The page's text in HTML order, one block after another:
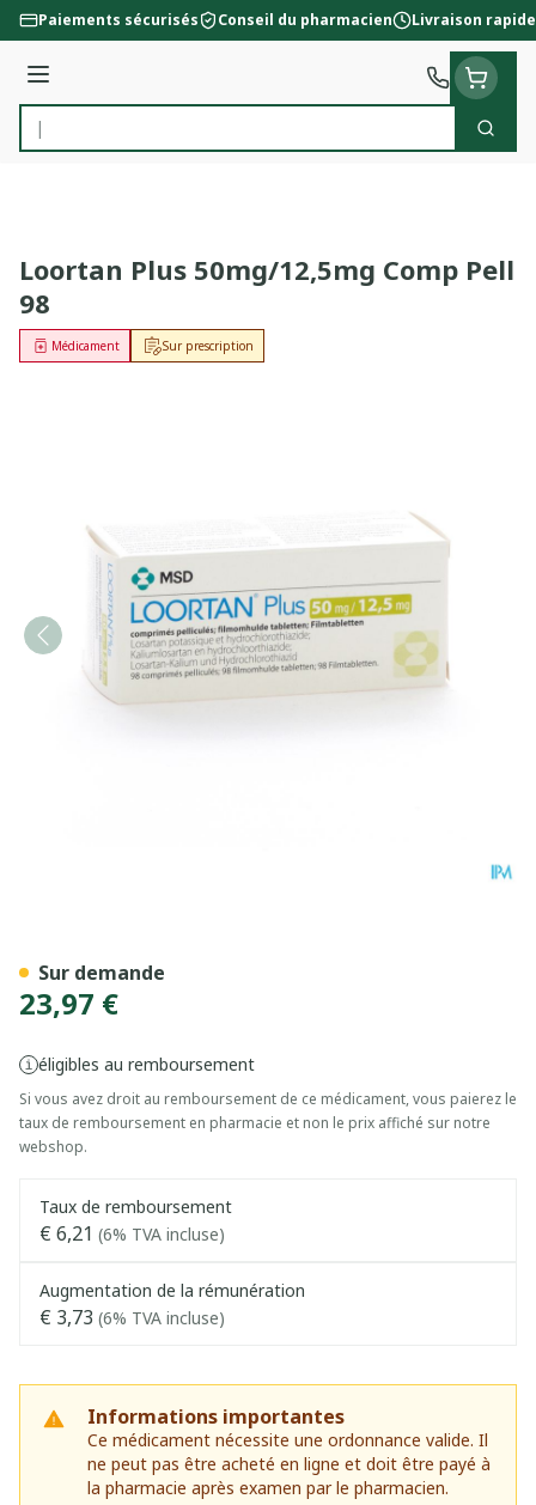
Aller au contenu
Paiements sécurisés Conseil du pharmacien Livraison rapide
Menu
Rechercher
Loortan Plus 50mg/12,5mg Comp Pell
98
Sur prescription
Médicament
23,97 €
éligibles au remboursement
Si vous avez droit au remboursement de ce médicament, vous paierez le
taux de remboursement en pharmacie et non le prix affiché sur notre
webshop.
Taux de remboursement
€ 6,21 (6% TVA incluse)
Augmentation de la rémunération
€ 3,73 (6% TVA incluse)
Informations importantes
Ce médicament nécessite une ordonnance valide. Il
ne peut pas être acheté en ligne et doit être payé à
la pharmacie après examen par le pharmacien.
Sur demande